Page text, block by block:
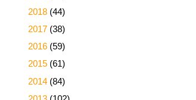
2018 (44)
2017 (38)
2016 (59)
2015 (61)
2014 (84)